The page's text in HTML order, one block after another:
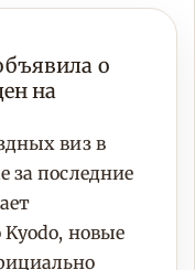
о
на
виз в
за последние
новые